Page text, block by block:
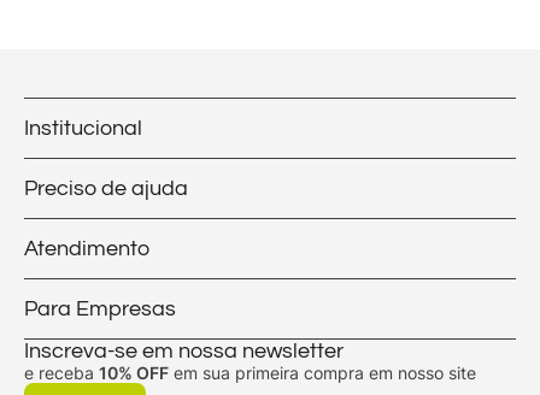
Institucional
Preciso de ajuda
Atendimento
Para Empresas
Inscreva-se em nossa newsletter
e receba 10% OFF em sua primeira compra em nosso site